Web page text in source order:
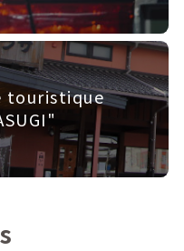
touristique